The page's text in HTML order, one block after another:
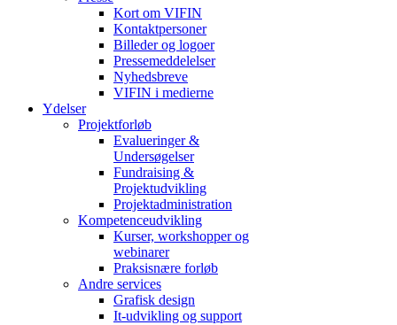
Kort om VIFIN
Kontaktpersoner
Billeder og logoer
Pressemeddelelser
Nyhedsbreve
VIFIN i medierne
Ydelser
Projektforløb
Evalueringer &
Undersøgelser
Fundraising &
Projektudvikling
Projektadministration
Kompetenceudvikling
Kurser, workshopper og
webinarer
Praksisnære forløb
Andre services
Grafisk design
It-udvikling og support